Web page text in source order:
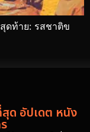
ดท้าย: รสชาติข
ด อัปเดต หนัง